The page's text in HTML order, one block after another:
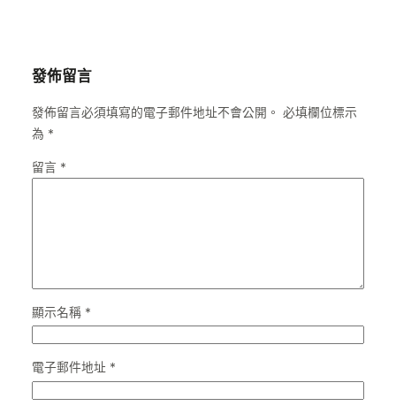
發佈留言
發佈留言必須填寫的電子郵件地址不會公開。 必填欄位標示
為 *
留言 *
顯示名稱 *
電子郵件地址 *